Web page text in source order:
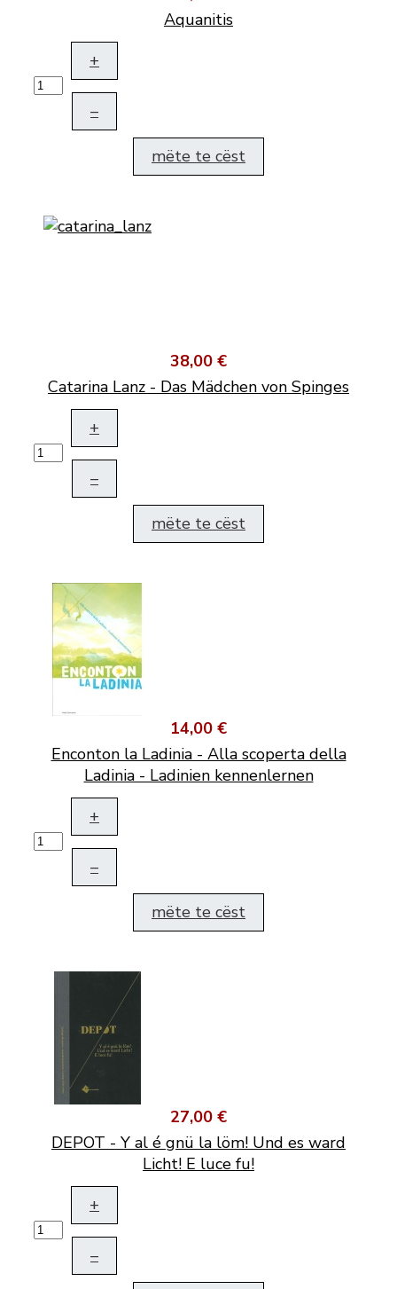
Aquanitis
+
–
mëte te cëst
38,00 €
Catarina Lanz - Das Mädchen von Spinges
+
–
mëte te cëst
14,00 €
Enconton la Ladinia - Alla scoperta della
Ladinia - Ladinien kennenlernen
+
–
mëte te cëst
27,00 €
DEPOT - Y al é gnü la löm! Und es ward
Licht! E luce fu!
+
–